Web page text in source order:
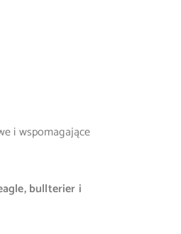
i wspomagające
bullterier i